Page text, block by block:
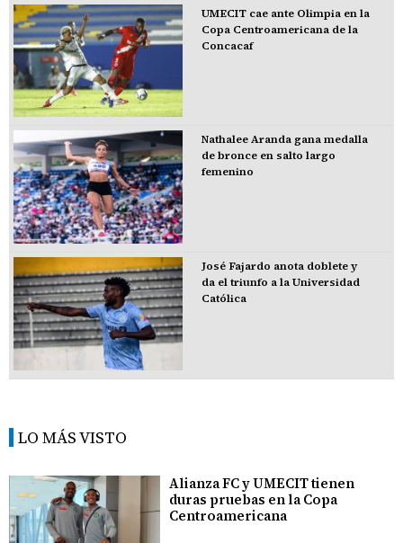
UMECIT cae ante Olimpia en la
Copa Centroamericana de la
Concacaf
Nathalee Aranda gana medalla
de bronce en salto largo
femenino
José Fajardo anota doblete y
da el triunfo a la Universidad
Católica
LO MÁS VISTO
Alianza FC y UMECIT tienen
duras pruebas en la Copa
Centroamericana